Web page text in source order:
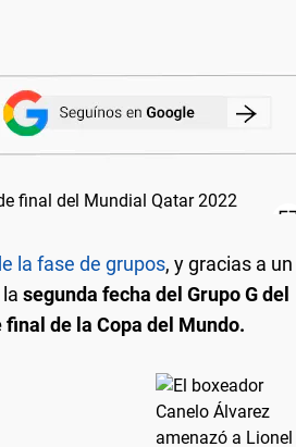
la fase de grupos, y gracias a un
segunda fecha del Grupo G del
de la Copa del Mundo.